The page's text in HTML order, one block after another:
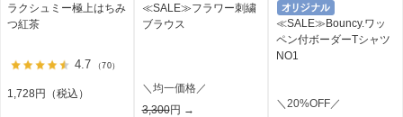
ラクシュミー極上はちみ
つ紅茶
4.7 （70）
1,728円（税込）
≪SALE≫フラワー刺繍
ブラウス
＼均一価格／
3,300円 →
≪SALE≫Bouncy.ワッ
ペン付ボーダーTシャツ
NO1
＼20%OFF／